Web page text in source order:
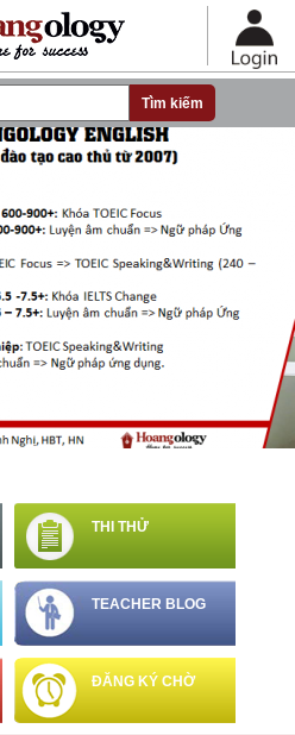
THI THỬ
TEACHER BLOG
ĐĂNG KÝ CHỜ